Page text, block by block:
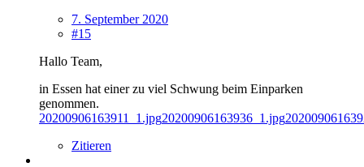
7. September 2020
#15
Hallo Team,
in Essen hat einer zu viel Schwung beim Einparken
genommen.
20200906163911_1.jpg20200906163936_1.jpg
Zitieren